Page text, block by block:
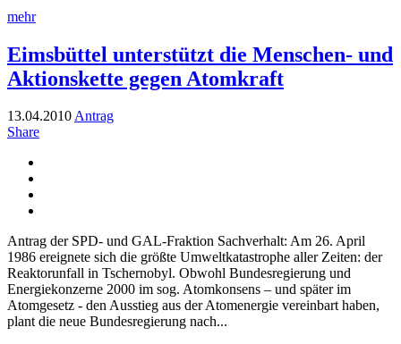
mehr
Eimsbüttel unterstützt die Menschen- und
Aktionskette gegen Atomkraft
13.04.2010Antrag
Share
Antrag der SPD- und GAL-Fraktion Sachverhalt: Am 26. April
1986 ereignete sich die größte Umweltkatastrophe aller Zeiten: der
Reaktorunfall in Tschernobyl. Obwohl Bundesregierung und
Energiekonzerne 2000 im sog. Atomkonsens – und später im
Atomgesetz - den Ausstieg aus der Atomenergie vereinbart haben,
plant die neue Bundesregierung nach...